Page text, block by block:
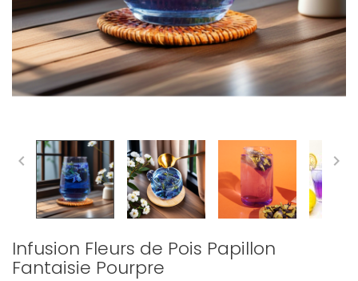
 
Infusion Fleurs de Pois Papillon
Fantaisie Pourpre